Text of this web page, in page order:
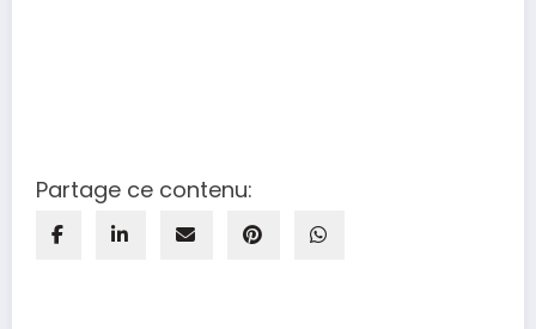
Partage ce contenu: